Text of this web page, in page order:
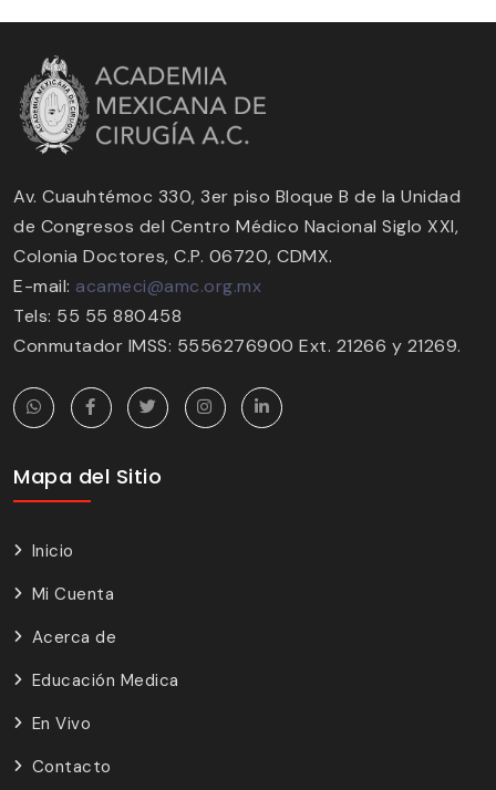
Av. Cuauhtémoc 330, 3er piso Bloque B de la Unidad
de Congresos del Centro Médico Nacional Siglo XXI,
Colonia Doctores, C.P. 06720, CDMX.
E-mail: acameci@amc.org.mx
Tels: 55 55 880458
Conmutador IMSS: 5556276900 Ext. 21266 y 21269.
Mapa del Sitio
Inicio
Mi Cuenta
Acerca de
Educación Medica
En Vivo
Contacto